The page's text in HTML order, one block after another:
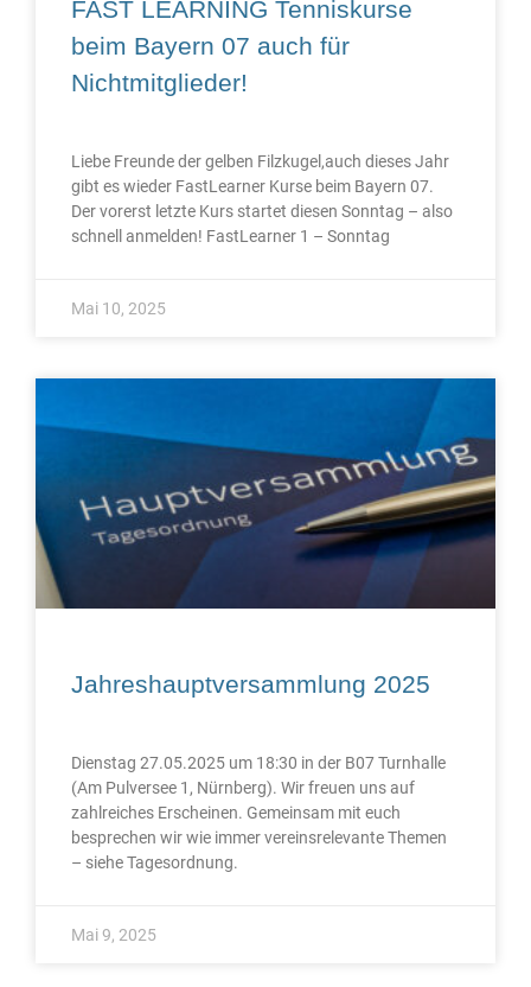
FAST LEARNING Tenniskurse
beim Bayern 07 auch für
Nichtmitglieder!
Liebe Freunde der gelben Filzkugel,auch dieses Jahr
gibt es wieder FastLearner Kurse beim Bayern 07.
Der vorerst letzte Kurs startet diesen Sonntag – also
schnell anmelden! FastLearner 1 – Sonntag
Mai 10, 2025
Jahreshauptversammlung 2025
Dienstag 27.05.2025 um 18:30 in der B07 Turnhalle
(Am Pulversee 1, Nürnberg). Wir freuen uns auf
zahlreiches Erscheinen. Gemeinsam mit euch
besprechen wir wie immer vereinsrelevante Themen
– siehe Tagesordnung.
Mai 9, 2025